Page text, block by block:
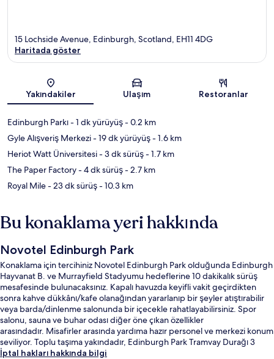
Harita
15 Lochside Avenue, Edinburgh, Scotland, EH11 4DG
Haritada göster
Yakındakiler Ulaşım Restoranlar
Edinburgh Parkı- 1 dk yürüyüş- 0.2 km
Gyle Alışveriş Merkezi- 19 dk yürüyüş- 1.6 km
Heriot Watt Üniversitesi- 3 dk sürüş- 1.7 km
The Paper Factory- 4 dk sürüş- 2.7 km
Royal Mile- 23 dk sürüş- 10.3 km
Bu konaklama yeri hakkında
Novotel Edinburgh Park
Konaklama için tercihiniz Novotel Edinburgh Park olduğunda Edinburgh
Hayvanat B. ve Murrayfield Stadyumu hedeflerine 10 dakikalık sürüş
mesafesinde bulunacaksınız. Kapalı havuzda keyifli vakit geçirdikten
sonra kahve dükkânı/kafe olanağından yararlanıp bir şeyler atıştırabilir
veya barda/dinlenme salonunda bir içecekle rahatlayabilirsiniz. Spor
salonu, sauna ve buhar odası diğer öne çıkan özellikler
arasındadır. Misafirler arasında yardıma hazır personel ve merkezi konum
seviliyor. Toplu taşıma yakındadır, Edinburgh Park Tramvay Durağı 3
dakikalık ve Edinburgh Park Central Tramvay Durağı 13 dakikalık yürüme
İptal hakları hakkında bilgi